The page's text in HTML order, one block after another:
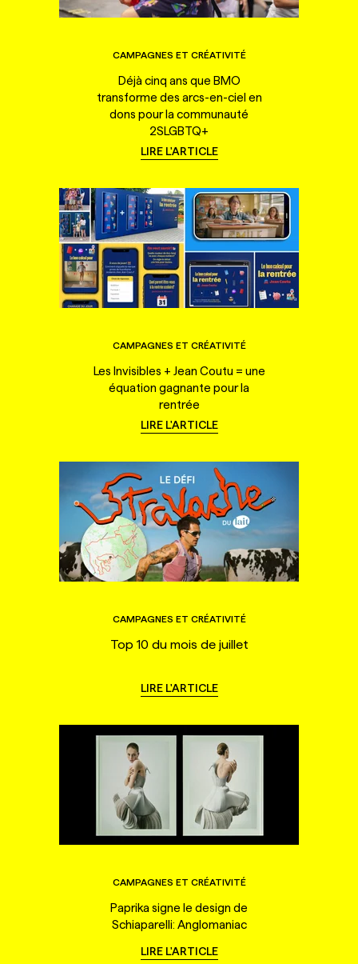
CAMPAGNES ET CRÉATIVITÉ
Déjà cinq ans que BMO
transforme des arcs-en-ciel en
dons pour la communauté
2SLGBTQ+
LIRE L'ARTICLE
CAMPAGNES ET CRÉATIVITÉ
Les Invisibles + Jean Coutu = une
équation gagnante pour la
rentrée
LIRE L'ARTICLE
CAMPAGNES ET CRÉATIVITÉ
Top 10 du mois de juillet
LIRE L'ARTICLE
CAMPAGNES ET CRÉATIVITÉ
Paprika signe le design de
Schiaparelli: Anglomaniac
LIRE L'ARTICLE